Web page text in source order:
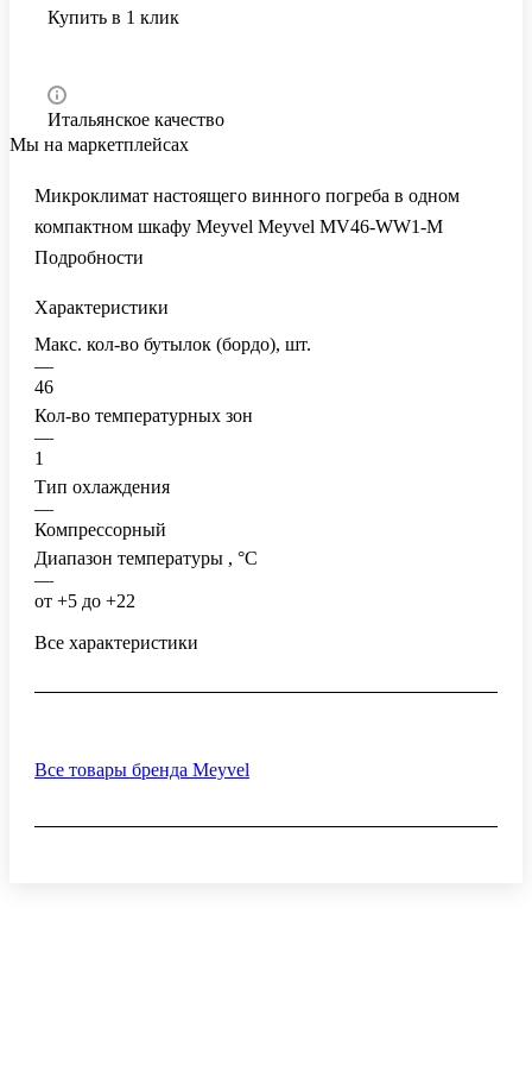
Купить в 1 клик
Итальянское качество
Мы на маркетплейсах
Микроклимат настоящего винного погреба в одном
компактном шкафу Meyvel Meyvel MV46-WW1-M
Подробности
Характеристики
Макс. кол-во бутылок (бордо), шт.
—
46
Кол-во температурных зон
—
1
Тип охлаждения
—
Компрессорный
Диапазон температуры , °C
—
от +5 до +22
Все характеристики
Все товары бренда Meyvel